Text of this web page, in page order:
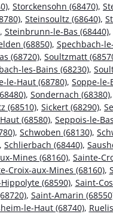
, Storckensohn (68470),
, Steinsoultz (68640),
, Steinbrunn-le-Bas (68440),
(68850), Spechbach-
(68720), Soultzmatt
les-Bains (68230),
le-Haut (68780), Soppe-le-
, Sondernach (68380),
(68510), Sickert (68290),
(68580), Seppois-le-
, Schwoben (68130),
, Schlierbach (68440),
Mines (68160), Sainte-
Croix-aux-Mines (68160),
(68590), Saint-
, Saint-Amarin
le-Haut (68740),